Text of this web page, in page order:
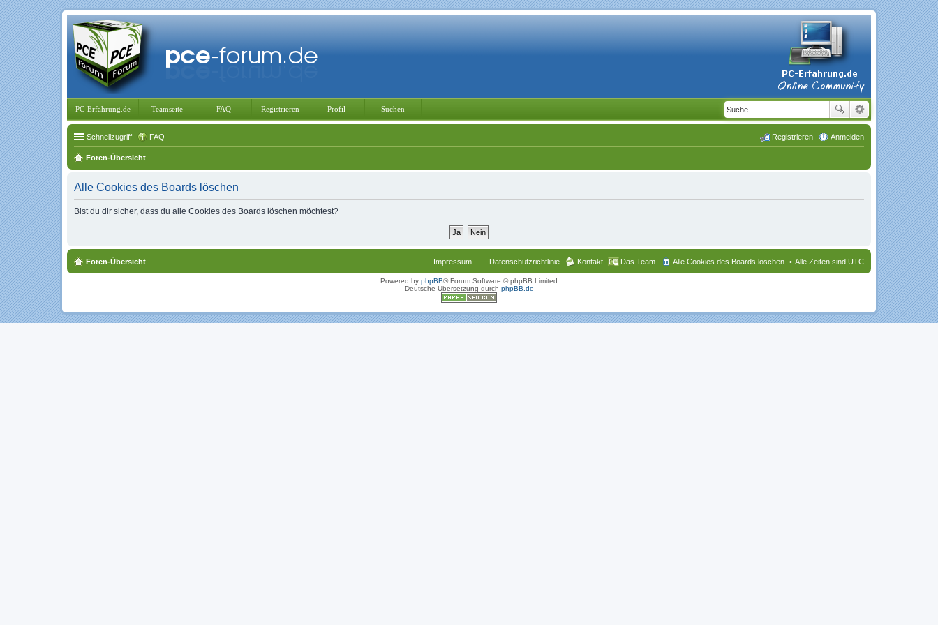
PC-Erfahrung.de Teamseite FAQ Registrieren Profil Suchen
Schnellzugriff FAQ Anmelden
Registrieren
Foren-Übersicht
Alle Cookies des Boards löschen
Bist du dir sicher, dass du alle Cookies des Boards löschen möchtest?
Foren-Übersicht Alle Zeiten sind UTC
Alle Cookies des Boards löschen
Das Team
Kontakt
Datenschutzrichtlinie
Impressum
Powered by phpBB® Forum Software © phpBB Limited
Deutsche Übersetzung durch phpBB.de